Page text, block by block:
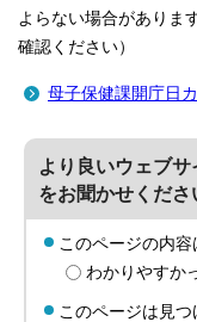
よらない場合がありま
確認ください）
母子保健課開庁日
より良いウェブ
をお聞かせくださ
このページの内
わかりやすか
このページは見